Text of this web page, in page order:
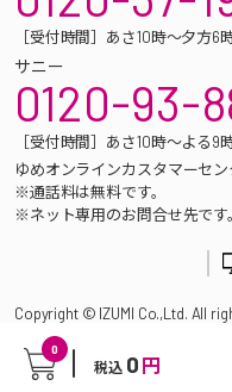
0
税込 0 円
［受付時間］あさ10時～夕方6
サニー
0120-93-
［受付時間］あさ10時～よる9
ゆめオンラインカスタマーセン
※通話料は無料です。
※ネット専用のお問合せ先です
Copyright © IZUMI Co.,Ltd. All